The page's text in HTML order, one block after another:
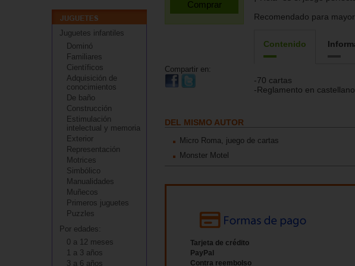
Juguetes infantiles
Dominó
Familiares
Científicos
Adquisición de
conocimientos
De baño
Construcción
Estimulación
intelectual y memoria
Exterior
Representación
Motrices
Simbólico
Manualidades
Muñecos
Primeros juguetes
Puzzles
Por edades:
0 a 12 meses
1 a 3 años
3 a 6 años
Compartir en:
Recomendado para
Contenido
-70 cartas
-Reglamento en
DEL MISMO AUTOR
Micro Roma, juego de cartas
Monster Motel
Tarjeta de crédito
PayPal
Contra reembolso